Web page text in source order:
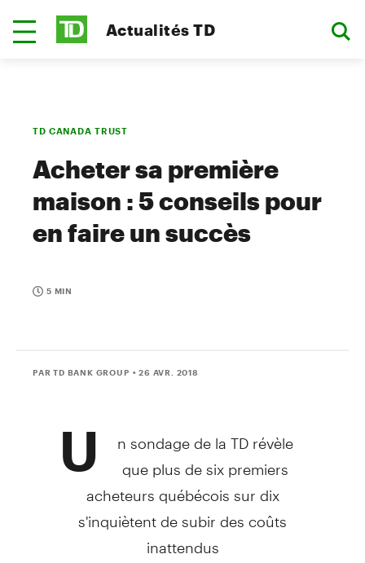
Actualités TD
TD CANADA TRUST
Acheter sa première
maison : 5 conseils pour
en faire un succès
5 MIN
PAR TD BANK GROUP • 26 AVR. 2018
U
n sondage de la TD révèle
que plus de six premiers
acheteurs québécois sur dix
s'inquiètent de subir des coûts
inattendus